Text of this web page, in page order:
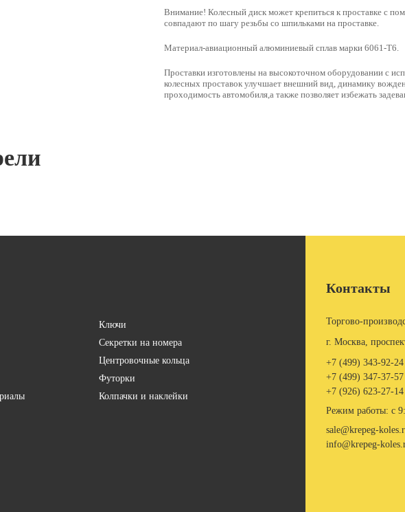
Внимание! Колесный диск может крепиться к проставке с
совпадают по шагу резьбы со шпильками на проставке.
Материал-авиационный алюминиевый сплав марки 6061-Т6.
Проставки изготовлены на высокоточном оборудовании с
колесных проставок улучшает внешний вид, динамику
проходимость автомобиля,а также позволяет избежать
Ключи
Секретки на номера
Центровочные кольца
Футорки
Колпачки и наклейки
Контакты
Торгово-
г. Москва,
+7 (499) 343-92-24
+7 (499) 347-37-57
+7 (926) 623-27-14
Режим работы: с
sale@krepeg-
info@krepeg-